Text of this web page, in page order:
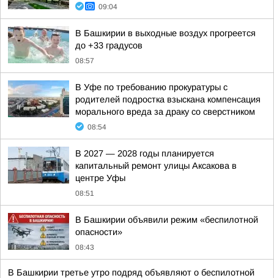
09:04
В Башкирии в выходные воздух прогреется
до +33 градусов
08:57
В Уфе по требованию прокуратуры с
родителей подростка взыскана компенсация
морального вреда за драку со сверстником
08:54
В 2027 — 2028 годы планируется
капитальный ремонт улицы Аксакова в
центре Уфы
08:51
В Башкирии объявили режим «беспилотной
опасности»
08:43
В Башкирии третье утро подряд объявляют о беспилотной